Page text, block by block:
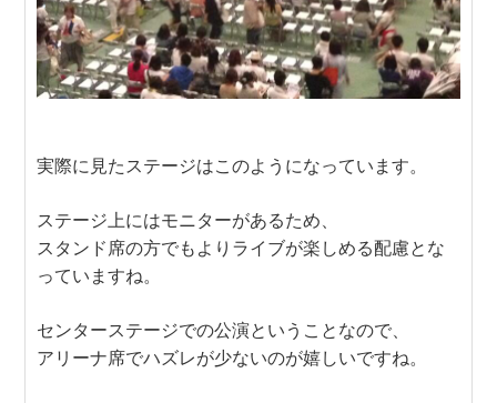
実際に見たステージはこのようになっています。
ステージ上にはモニターがあるため、
スタンド席の方でもよりライブが楽しめる配慮とな
っていますね。
センターステージでの公演ということなので、
アリーナ席でハズレが少ないのが嬉しいですね。